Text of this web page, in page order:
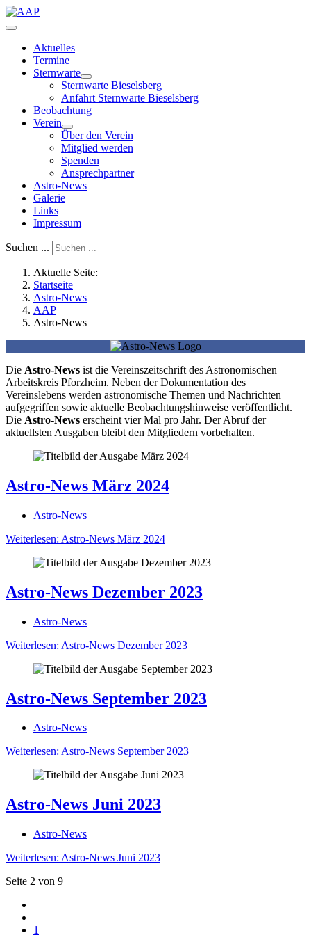
Aktuelles
Termine
Sternwarte
Sternwarte Bieselsberg
Anfahrt Sternwarte Bieselsberg
Beobachtung
Verein
Über den Verein
Mitglied werden
Spenden
Ansprechpartner
Astro-News
Galerie
Links
Impressum
Suchen ...
Aktuelle Seite:
Startseite
Astro-News
AAP
Astro-News
Die Astro-News ist die Vereinszeitschrift des Astronomischen
Arbeitskreis Pforzheim. Neben der Dokumentation des
Vereinslebens werden astronomische Themen und Nachrichten
aufgegriffen sowie aktuelle Beobachtungshinweise veröffentlicht.
Die Astro-News erscheint vier Mal pro Jahr. Der Abruf der
aktuellsten Ausgaben bleibt den Mitgliedern vorbehalten.
Astro-News März 2024
Astro-News
Weiterlesen: Astro-News März 2024
Astro-News Dezember 2023
Astro-News
Weiterlesen: Astro-News Dezember 2023
Astro-News September 2023
Astro-News
Weiterlesen: Astro-News September 2023
Astro-News Juni 2023
Astro-News
Weiterlesen: Astro-News Juni 2023
Seite 2 von 9
1